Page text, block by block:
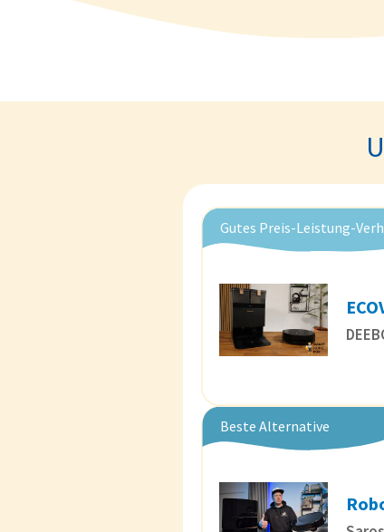
Gutes Preis-Leistung-
Beste Alternative